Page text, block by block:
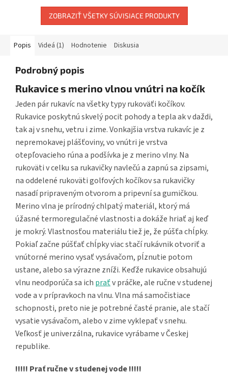
ZOBRAZIŤ VŠETKY SÚVISIACE PRODUKTY
Popis Videá (1) Hodnotenie Diskusia
Podrobný popis
Rukavice s merino vlnou vnútri na kočík
Jeden pár rukavíc na všetky typy rukoväťi kočíkov.
Rukavice poskytnú skvelý pocit pohody a tepla ak v daždi,
tak aj v snehu, vetru i zime. Vonkajšia vrstva rukavíc je z
nepremokavej plášťoviny, vo vnútri je vrstva
otepľovacieho rúna a podšívka je z merino vlny. Na
rukoväti v celku sa rukavičky navlečú a zapnú sa zipsami,
na oddelené rukoväti golfových kočíkov sa rukavičky
nasadí pripraveným otvorom a pripevní sa gumičkou.
Merino vlna je prírodný chlpatý materiál, ktorý má
úžasné termoregulačné vlastnosti a dokáže hriať aj keď
je mokrý. Vlastnosťou materiálu tiež je, že púšťa chĺpky.
Pokiaľ začne púšťať chĺpky viac stačí rukávnik otvoriť a
vnútorné merino vysať vysávačom, pĺznutie potom
ustane, alebo sa výrazne zníži. Keďže rukavice obsahujú
vlnu neodporúča sa ich praťv práčke, ale ručne v studenej
vode a v prípravkoch na vlnu. Vlna má samočistiace
schopnosti, preto nie je potrebné časté pranie, ale stačí
vysatie vysávačom, alebo v zime vyklepať v snehu.
Veľkosť je univerzálna, rukavice vyrábame v Českej
republike.
!!!!! Prať ručne v studenej vode !!!!!